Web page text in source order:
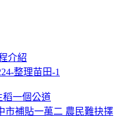
介紹
整理苗田-1
稻一個公道
市補貼一萬二 農民難抉擇